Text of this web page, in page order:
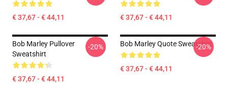
€ 37,67 - € 44,11 € 37,67 - € 44,11
Bob Marley Pullover
Sweatshirt
€ 37,67 - € 44,11
-20% Bob Marley Quote Sweatshirt
€ 37,67 - € 44,11
-20%